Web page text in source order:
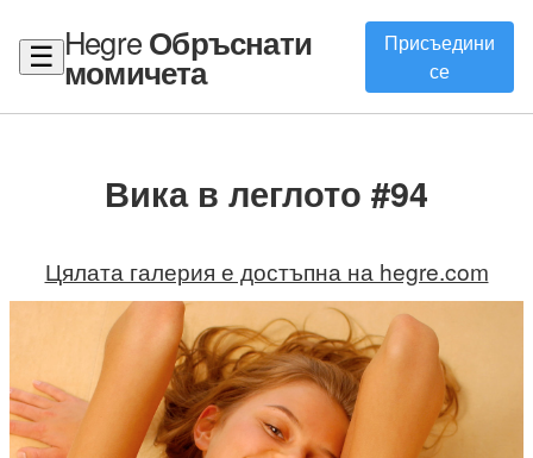
☰ HegreОбръснати
момичета
Присъедини
се
Вика в леглото #94
Цялата галерия е достъпна на hegre.com